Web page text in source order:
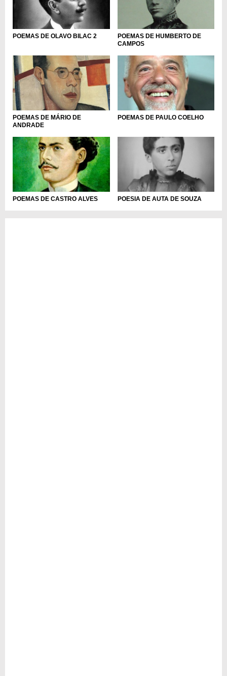
POEMAS DE OLAVO BILAC 2
POEMAS DE HUMBERTO DE
CAMPOS
POEMAS DE MÁRIO DE
ANDRADE
POEMAS DE PAULO COELHO
POEMAS DE CASTRO ALVES POESIA DE AUTA DE SOUZA